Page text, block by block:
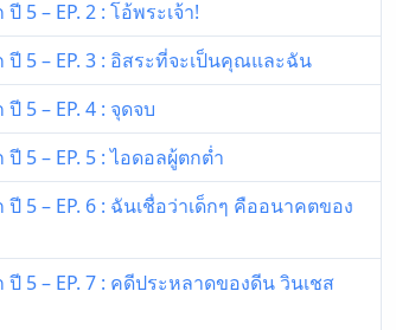
5 – EP. 2 : โอ้พระเจ้า!
5 – EP. 3 : อิสระที่จะเป็นคุณและฉัน
5 – EP. 4 : จุดจบ
5 – EP. 5 : ไอดอลผู้ตกต่ำ
5 – EP. 6 : ฉันเชื่อว่าเด็กๆ คืออนาคตของ
5 – EP. 7 : คดีประหลาดของดีน วินเชส